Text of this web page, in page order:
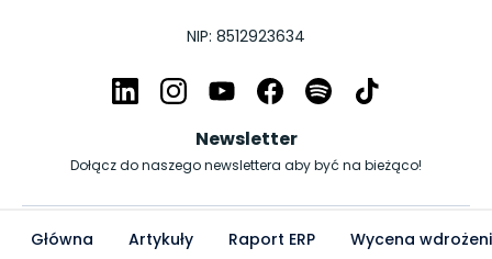
Główna Artykuły Raport ERP Wycena
NIP: 8512923634
Newsletter
Dołącz do naszego newslettera aby być na bieżąco!
© Copyright myERP.pl 2026 | All Rights Reserved.